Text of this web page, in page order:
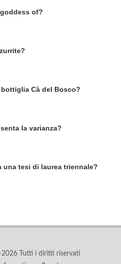
of?
Cà del Bosco?
la varianza?
una tesi di laurea triennale?
Tutti i diritti riservati